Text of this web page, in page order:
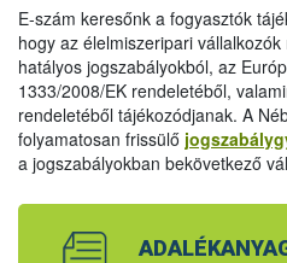
E-szám keresőnk a fogyasztók
hogy az élelmiszeripari
hatályos jogszabályokból, az
1333/2008/EK rendeletéből,
rendeletéből tájékozódjanak. A
folyamatosan frissülő
a jogszabályokban bekövetkező